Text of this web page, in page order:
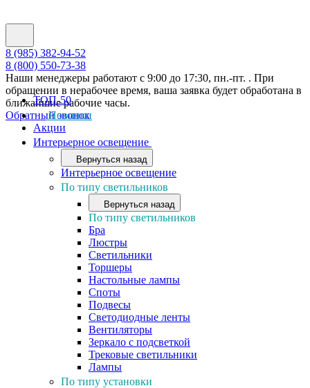
8 (985) 382-94-52
8 (800) 550-73-38
Наши менеджеры работают с 9:00 до 17:30, пн.-пт. . При
обращении в нерабочее время, ваша заявка будет обработана в
ближайшие рабочие часы.
Обратный звонок
ТОП-50
Новинки
Акции
Интерьерное освещение
Вернуться назад
Интерьерное освещение
По типу светильников
Вернуться назад
По типу светильников
Бра
Люстры
Светильники
Торшеры
Настольные лампы
Споты
Подвесы
Светодиодные ленты
Вентиляторы
Зеркало с подсветкой
Трековые светильники
Лампы
По типу установки